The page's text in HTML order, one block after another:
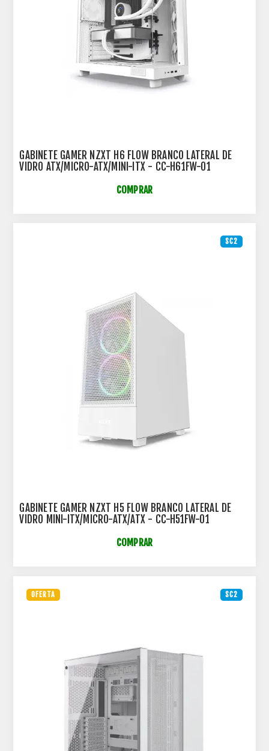
GABINETE GAMER NZXT H6 FLOW BRANCO LATERAL DE
VIDRO ATX/MICRO-ATX/MINI-ITX - CC-H61FW-01
COMPRAR
SC2
GABINETE GAMER NZXT H5 FLOW BRANCO LATERAL DE
VIDRO MINI-ITX/MICRO-ATX/ATX - CC-H51FW-01
COMPRAR
SC2
OFERTA